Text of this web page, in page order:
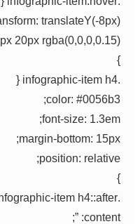
translateY(-8px);
20px rgba(0,0,0,0.15);
}
.infographic-item h4 {
color: #0056b3;
font-size: 1.3em;
margin-bottom: 15px;
position: relative;
}
.infographic-item h4::after {
content: ”;